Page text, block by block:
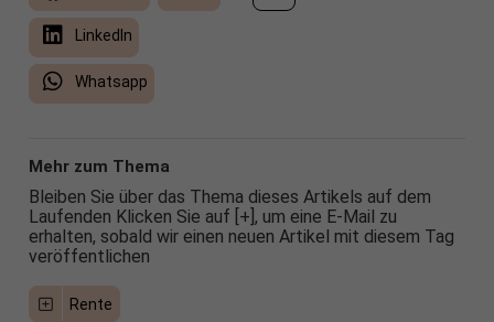
LinkedIn
Whatsapp
Mehr zum Thema
Bleiben Sie über das Thema dieses Artikels auf dem
Laufenden Klicken Sie auf [+], um eine E-Mail zu
erhalten, sobald wir einen neuen Artikel mit diesem Tag
veröffentlichen
Rente